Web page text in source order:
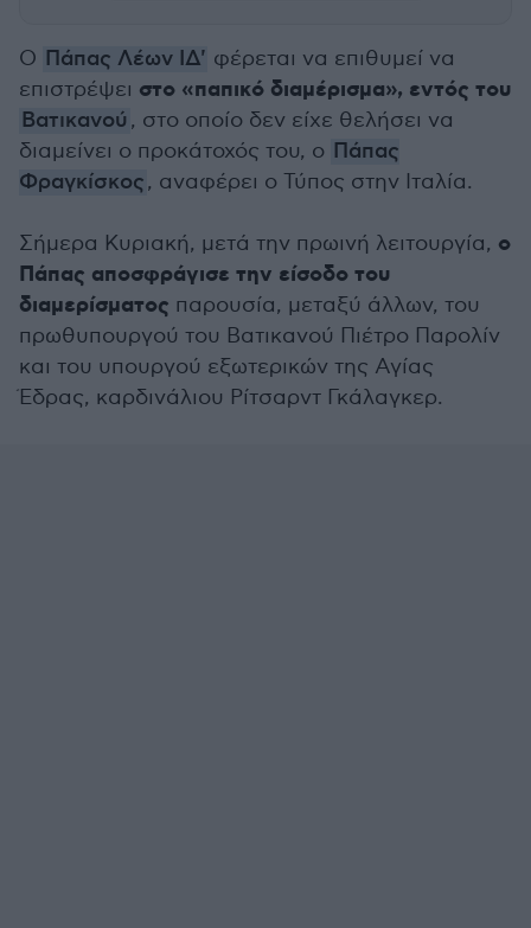
Ο Πάπας Λέων ΙΔ' φέρεται να επιθυμεί να
επιστρέψει στο «παπικό διαμέρισμα», εντός του
Βατικανού , στο οποίο δεν είχε θελήσει να
διαμείνει ο προκάτοχός του, ο Πάπας
Φραγκίσκος, αναφέρει ο Τύπος στην Ιταλία.
Σήμερα Κυριακή, μετά την πρωινή λειτουργία, ο
Πάπας αποσφράγισε την είσοδο του
διαμερίσματος παρουσία, μεταξύ άλλων, του
πρωθυπουργού του Βατικανού Πιέτρο Παρολίν
και του υπουργού εξωτερικών της Αγίας
Έδρας, καρδινάλιου Ρίτσαρντ Γκάλαγκερ.